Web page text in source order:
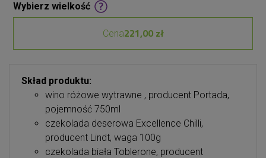
Wybierz wielkość
Cena221,00 zł
Skład produktu:
wino różowe wytrawne , producent Portada,
pojemność 750ml
czekolada deserowa Excellence Chilli,
producent Lindt, waga 100g
czekolada biała Toblerone, producent